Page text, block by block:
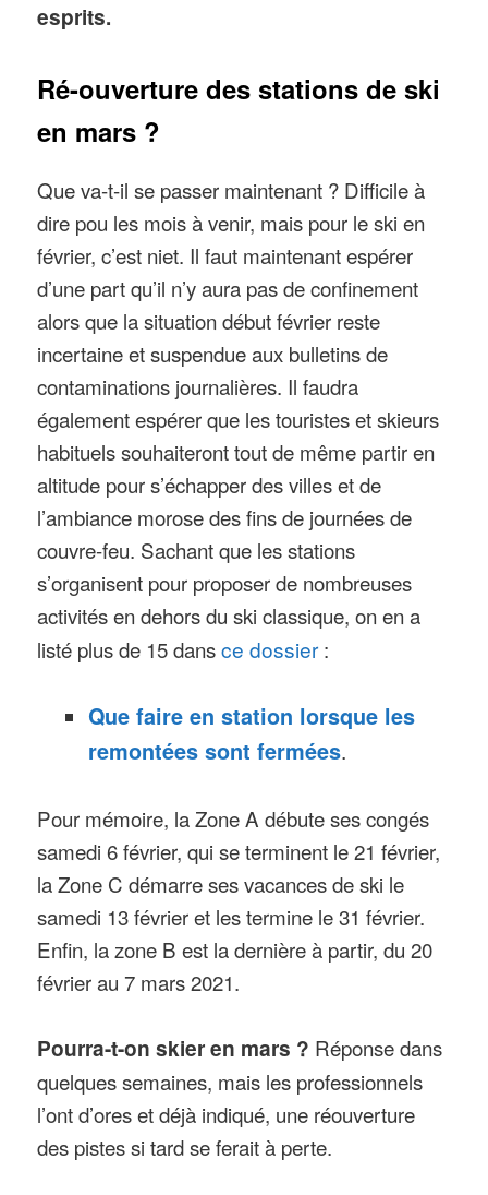
esprits.
Ré-ouverture des stations de ski
en mars ?
Que va-t-il se passer maintenant ? Difficile à
dire pou les mois à venir, mais pour le ski en
février, c’est niet. Il faut maintenant espérer
d’une part qu’il n’y aura pas de confinement
alors que la situation début février reste
incertaine et suspendue aux bulletins de
contaminations journalières. Il faudra
également espérer que les touristes et skieurs
habituels souhaiteront tout de même partir en
altitude pour s’échapper des villes et de
l’ambiance morose des fins de journées de
couvre-feu. Sachant que les stations
s’organisent pour proposer de nombreuses
activités en dehors du ski classique, on en a
listé plus de 15 dansce dossier:
Que faire en station lorsque les
remontées sont fermées.
Pour mémoire, la Zone A débute ses congés
samedi 6 février, qui se terminent le 21 février,
la Zone C démarre ses vacances de ski le
samedi 13 février et les termine le 31 février.
Enfin, la zone B est la dernière à partir, du 20
février au 7 mars 2021.
Pourra-t-on skier en mars ? Réponse dans
quelques semaines, mais les professionnels
l’ont d’ores et déjà indiqué, une réouverture
des pistes si tard se ferait à perte.